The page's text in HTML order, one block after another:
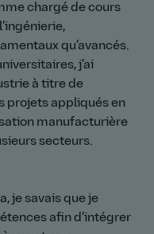
chargé de cours
qu’avancés.
j’ai
à titre de
projets appliqués en
manufacturière
secteurs.
je savais que je
afin d’intégrer